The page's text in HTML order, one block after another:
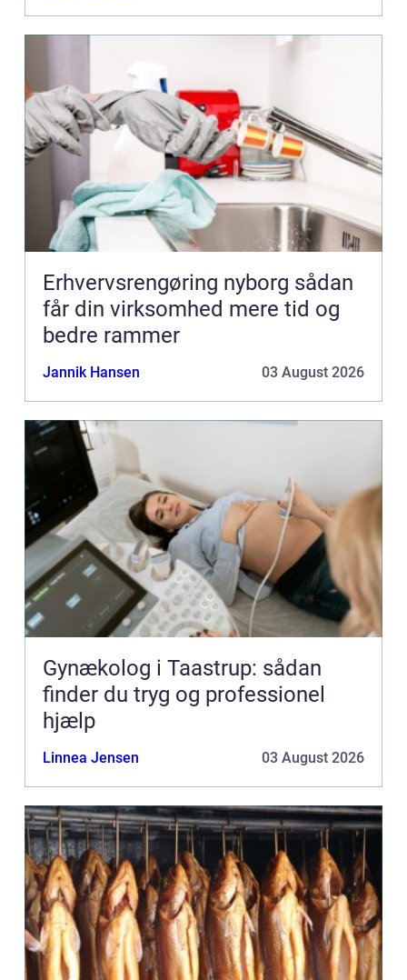
Erhvervsrengøring nyborg sådan
får din virksomhed mere tid og
bedre rammer
Jannik Hansen 03 August 2026
Gynækolog i Taastrup: sådan
finder du tryg og professionel
hjælp
Linnea Jensen 03 August 2026